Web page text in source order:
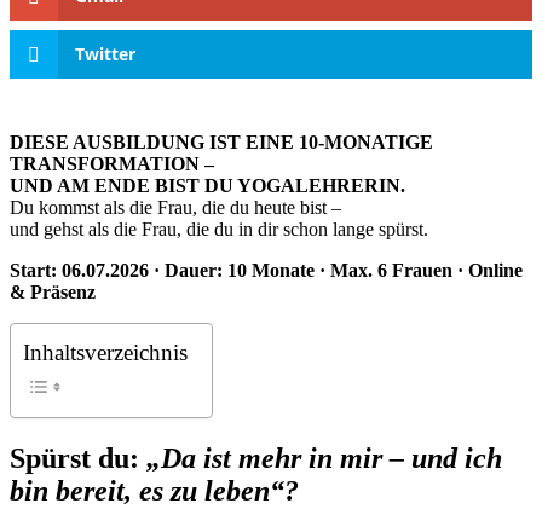
Twitter
DIESE AUSBILDUNG IST EINE 10-MONATIGE
TRANSFORMATION –
UND AM ENDE BIST DU YOGALEHRERIN.
Du kommst als die Frau, die du heute bist –
und gehst als die Frau, die du in dir schon lange spürst.
Start: 06.07.2026 · Dauer: 10 Monate · Max. 6 Frauen · Online
& Präsenz
Inhaltsverzeichnis
Spürst du: „Da ist mehr in mir – und ich
bin bereit, es zu leben“?